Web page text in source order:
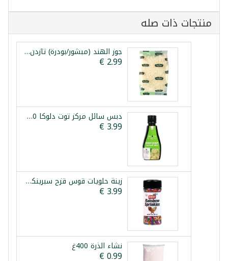
منتجات ذات صله
جوز الهند (مبشور/بودرة) تازدن 150غ
دبس سائل مركز توت دلوكا 250غ
زينة حلويات قوس قزح سبرينكلز 85غ
نشاء الذرة 400غ